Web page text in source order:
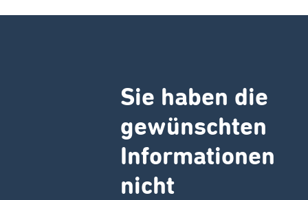
Sie haben die
gewünschten
Informationen
nicht